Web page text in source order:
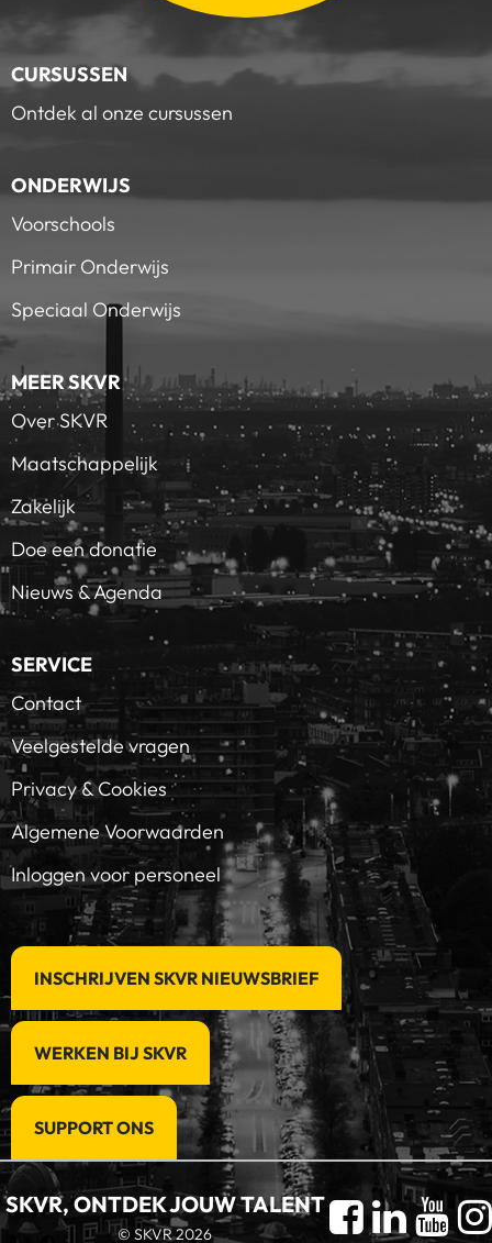
CURSUSSEN
Ontdek al onze cursussen
ONDERWIJS
Voorschools
Primair Onderwijs
Speciaal Onderwijs
MEER SKVR
Over SKVR
Maatschappelijk
Zakelijk
Doe een donatie
Nieuws & Agenda
SERVICE
Contact
Veelgestelde vragen
Privacy & Cookies
Algemene Voorwaarden
Inloggen voor personeel
INSCHRIJVEN SKVR NIEUWSBRIEF
WERKEN BIJ SKVR
SUPPORT ONS
SKVR, ONTDEK JOUW TALENT
© SKVR 2026